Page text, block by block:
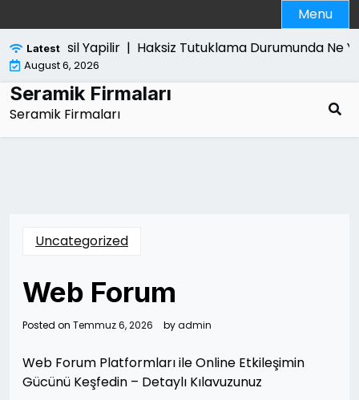
to
content
Menu
Latest
Nasil Yapilir |Haksiz Tutuklama Durumunda Ne
August 6, 2026
Seramik Firmaları
Seramik Firmaları
Uncategorized
Web Forum
Posted on Temmuz 6, 2026 byadmin
Web Forum Platformları ile Online Etkileşimin
Gücünü Keşfedin – Detaylı Kılavuzunuz